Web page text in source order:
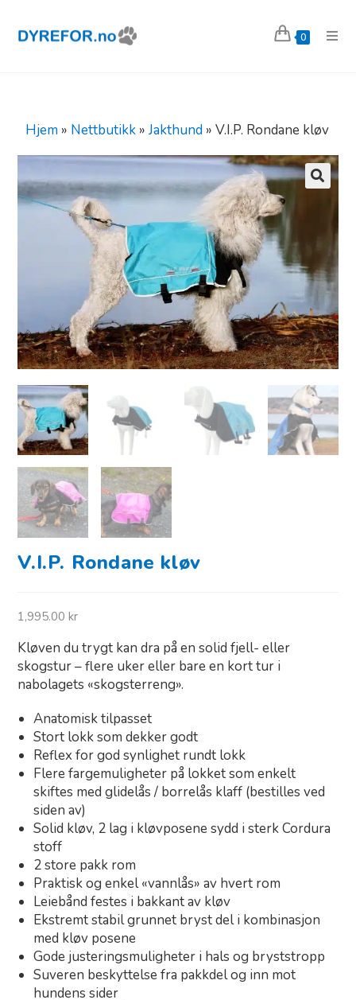
0
Hjem » Nettbutikk »Jakthund »V.I.P. Rondane kløv
V.I.P. Rondane kløv
1,995.00kr
Kløven du trygt kan dra på en solid fjell- eller
skogstur – flere uker eller bare en kort tur i
nabolagets «skogsterreng».
Anatomisk tilpasset
Stort lokk som dekker godt
Reflex for god synlighet rundt lokk
Flere fargemuligheter på lokket som enkelt
skiftes med glidelås / borrelås klaff (bestilles ved
siden av)
Solid kløv, 2 lag i kløvposene sydd i sterk Cordura
stoff
2 store pakk rom
Praktisk og enkel «vannlås» av hvert rom
Leiebånd festes i bakkant av kløv
Ekstremt stabil grunnet bryst del i kombinasjon
med kløv posene
Gode justeringsmuligheter i hals og bryststropp
Suveren beskyttelse fra pakkdel og inn mot
hundens sider